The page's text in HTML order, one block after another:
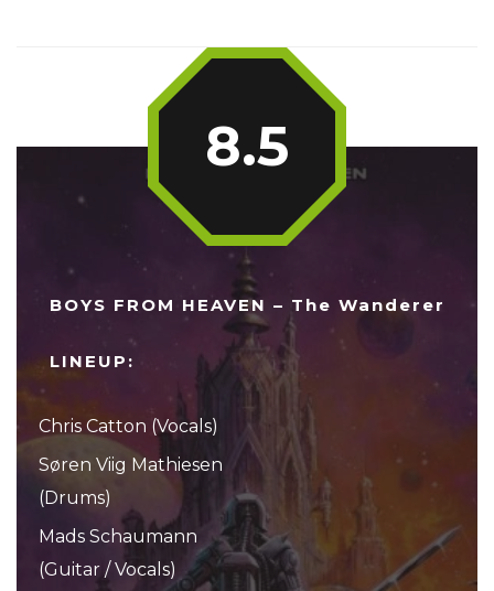
BOYS FROM HEAVEN – The Wanderer
LINEUP:
Chris Catton (Vocals)
Søren Viig Mathiesen
(Drums)
Mads Schaumann
(Guitar / Vocals)
8.5